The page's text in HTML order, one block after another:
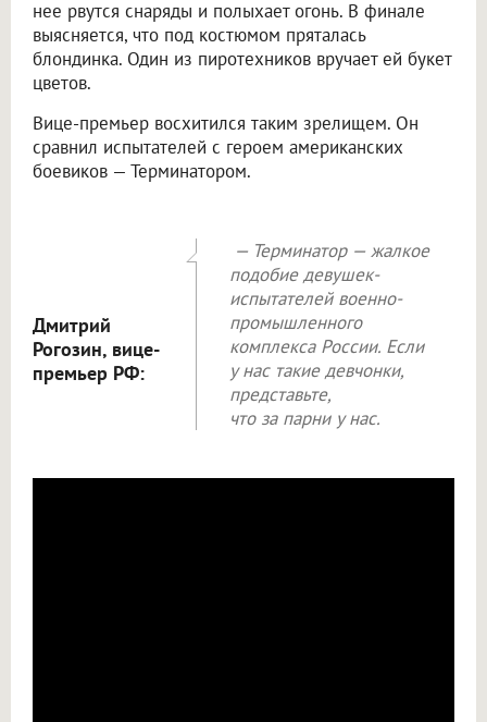
нее рвутся снаряды и полыхает огонь. В финале
выясняется, что под костюмом пряталась
блондинка. Один из пиротехников вручает ей букет
цветов.
Вице-премьер восхитился таким зрелищем. Он
сравнил испытателей с героем американских
боевиков — Терминатором.
Дмитрий
Рогозин, вице-
премьер РФ:
— Терминатор — жалкое
подобие девушек-
испытателей военно-
промышленного
комплекса России. Если
у нас такие девчонки,
представьте,
что за парни у нас.